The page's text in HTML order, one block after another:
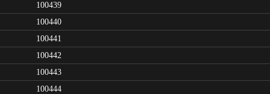
100439
100440
100441
100442
100443
100444